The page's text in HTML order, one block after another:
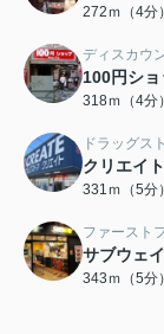
272ｍ（4分）
ディスカウ
100円シ
318ｍ（4分）
ドラッグス
クリエイ
331ｍ（5分）
ファースト
サブウェ
343ｍ（5分）